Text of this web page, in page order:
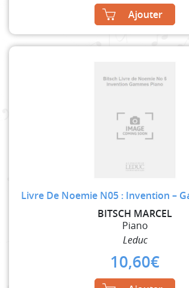
Ajouter
Livre De Noemie N05 : Invention –
BITSCH MARCEL
Piano
Leduc
10,60€